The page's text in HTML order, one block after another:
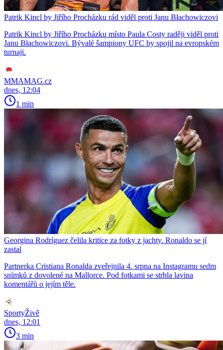
Patrik Kincl by Jiřího Procházku rád viděl proti Janu Błachowiczovi
Patrik Kincl by Jiřího Procházku místo Paula Costy raději viděl proti
Janu Błachowiczovi. Bývalé šampiony UFC by spojil na evropském
turnaji.
MMAMAG.cz
dnes, 12:04
1 min
Georgina Rodríguez čelila kritice za fotky z jachty. Ronaldo se jí
zastal
Partnerka Cristiana Ronalda zveřejnila 4. srpna na Instagramu sedm
snímků z dovolené na Mallorce. Pod fotkami se strhla lavina
komentářů o jejím těle.
SportyŽivě
dnes, 12:01
3 min